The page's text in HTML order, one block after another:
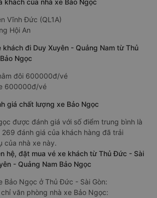
khách của nhà xe Bảo Ngọc
Vĩnh Đức (QL1A)
Hội An
khách đi Duy Xuyên - Quảng Nam từ Thủ
Ngọc
đôi 600000đ/vé
600000đ/vé
giá chất lượng xe Bảo Ngọc
được đánh giá với số điểm trung bình là
đánh giá của khách hàng đã trải
của nhà xe này.
hệ, đặt mua vé xe khách từ Thủ Đức - Sài
- Quảng Nam Bảo Ngọc
Bảo Ngọc ở Thủ Đức - Sài Gòn:
văn phòng nhà xe Bảo Ngọc: